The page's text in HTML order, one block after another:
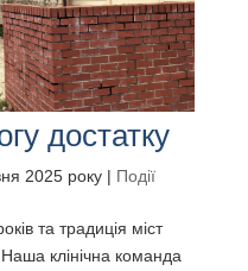
достатку
2025 року| Події
та традиція міст
клінічна команда